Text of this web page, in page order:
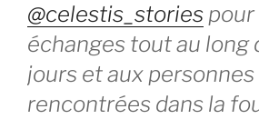
@celestis_stories pour
échanges tout au long
jours et aux personnes
rencontrées dans la